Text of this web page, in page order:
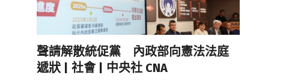
聲請解散統促黨 內政部向憲法法庭
遞狀 | 社會 | 中央社 CNA